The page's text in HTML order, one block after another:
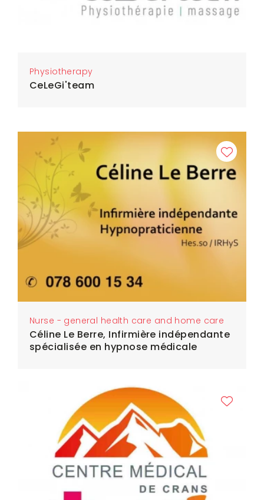
Physiotherapy
CeLeGi'team
Nurse - general health care and home care
Céline Le Berre, Infirmière indépendante
spécialisée en hypnose médicale